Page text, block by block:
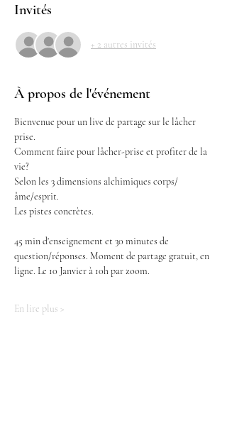
Invités
+ 2 autres invités
À propos de l'événement
Bienvenue pour un live de partage sur le lâcher
prise.
Comment faire pour lâcher-prise et profiter de la
vie?
Selon les 3 dimensions alchimiques corps/
âme/esprit.
Les pistes concrètes.
45 min d'enseignement et 30 minutes de
question/réponses. Moment de partage gratuit, en
ligne. Le 10 Janvier à 10h par zoom.
En lire plus >